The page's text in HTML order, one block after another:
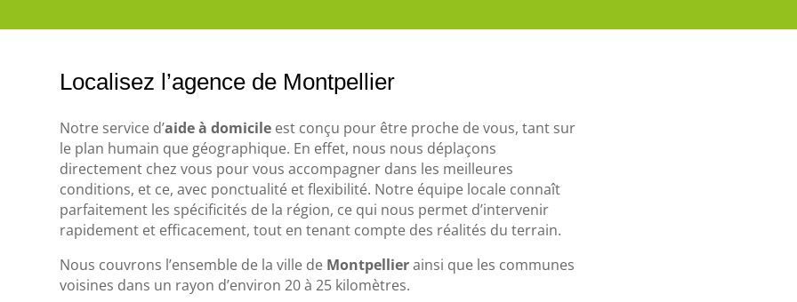
Localisez l’agence de Montpellier
Notre service d’aide à domicile est conçu pour être proche de vous, tant sur
le plan humain que géographique. En effet, nous nous déplaçons
directement chez vous pour vous accompagner dans les meilleures
conditions, et ce, avec ponctualité et flexibilité. Notre équipe locale connaît
parfaitement les spécificités de la région, ce qui nous permet d’intervenir
rapidement et efficacement, tout en tenant compte des réalités du terrain.
Nous couvrons l’ensemble de la ville de Montpellierainsi que les communes
voisines dans un rayon d’environ 20 à 25 kilomètres.